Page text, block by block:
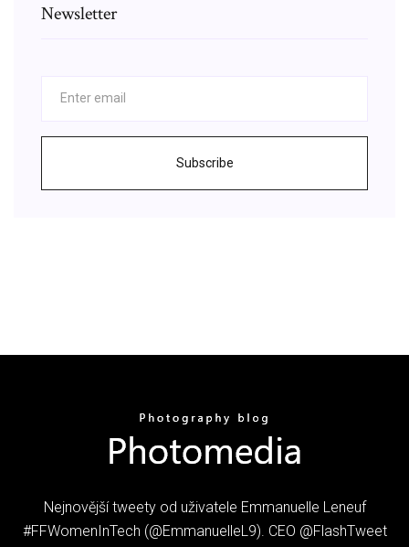
Newsletter
Subscribe
Nejnovější tweety od uživatele Emmanuelle Leneuf
#FFWomenInTech️ (@EmmanuelleL9). CEO @FlashTweet